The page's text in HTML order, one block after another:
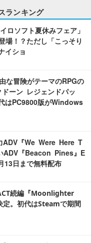
ランキング
ロソフト夏休みフェア」
場！？ただし「こっそり
イショ
な冒険がテーマのRPGの
ーン レジェンドパッ
はPC9800版がWindows
ADV『We Were Here T
ADV『Beacon Pines』E
13日まで無料配布
続編『Moonlighter
定。初代はSteamで期間